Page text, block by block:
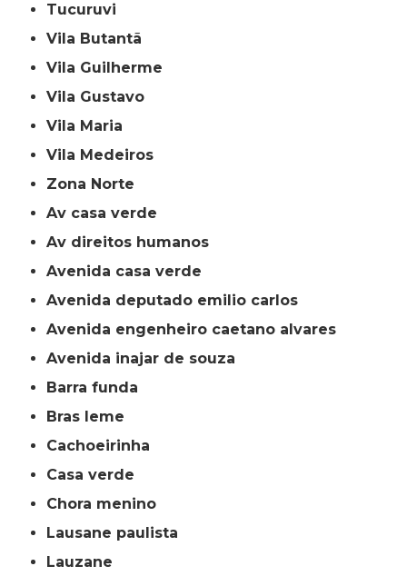
Tucuruvi
Vila Butantã
Vila Guilherme
Vila Gustavo
Vila Maria
Vila Medeiros
Zona Norte
av casa verde
av direitos humanos
avenida casa verde
avenida deputado emilio carlos
avenida engenheiro caetano alvares
avenida inajar de souza
barra funda
bras leme
cachoeirinha
casa verde
chora menino
lausane paulista
lauzane